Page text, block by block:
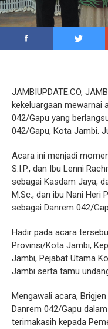
JAMBIUPDATE.CO,
kekeluargaan mewarnai
042/Gapu yang
042/Gapu, Kota Jambi.
Acara ini menjadi
S.I.P., dan Ibu Lenni
sebagai Kasdam Jaya,
M.Sc., dan ibu Nani Heri
sebagai Danrem 042/
Hadir pada acara
Provinsi/Kota Jambi,
Jambi, Pejabat Utama
Jambi serta tamu
Mengawali acara,
Danrem 042/Gapu
terimakasih kepada